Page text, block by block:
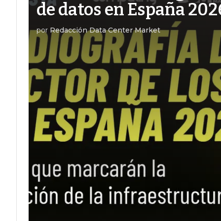
de datos en España
por Redacción Data Center Market